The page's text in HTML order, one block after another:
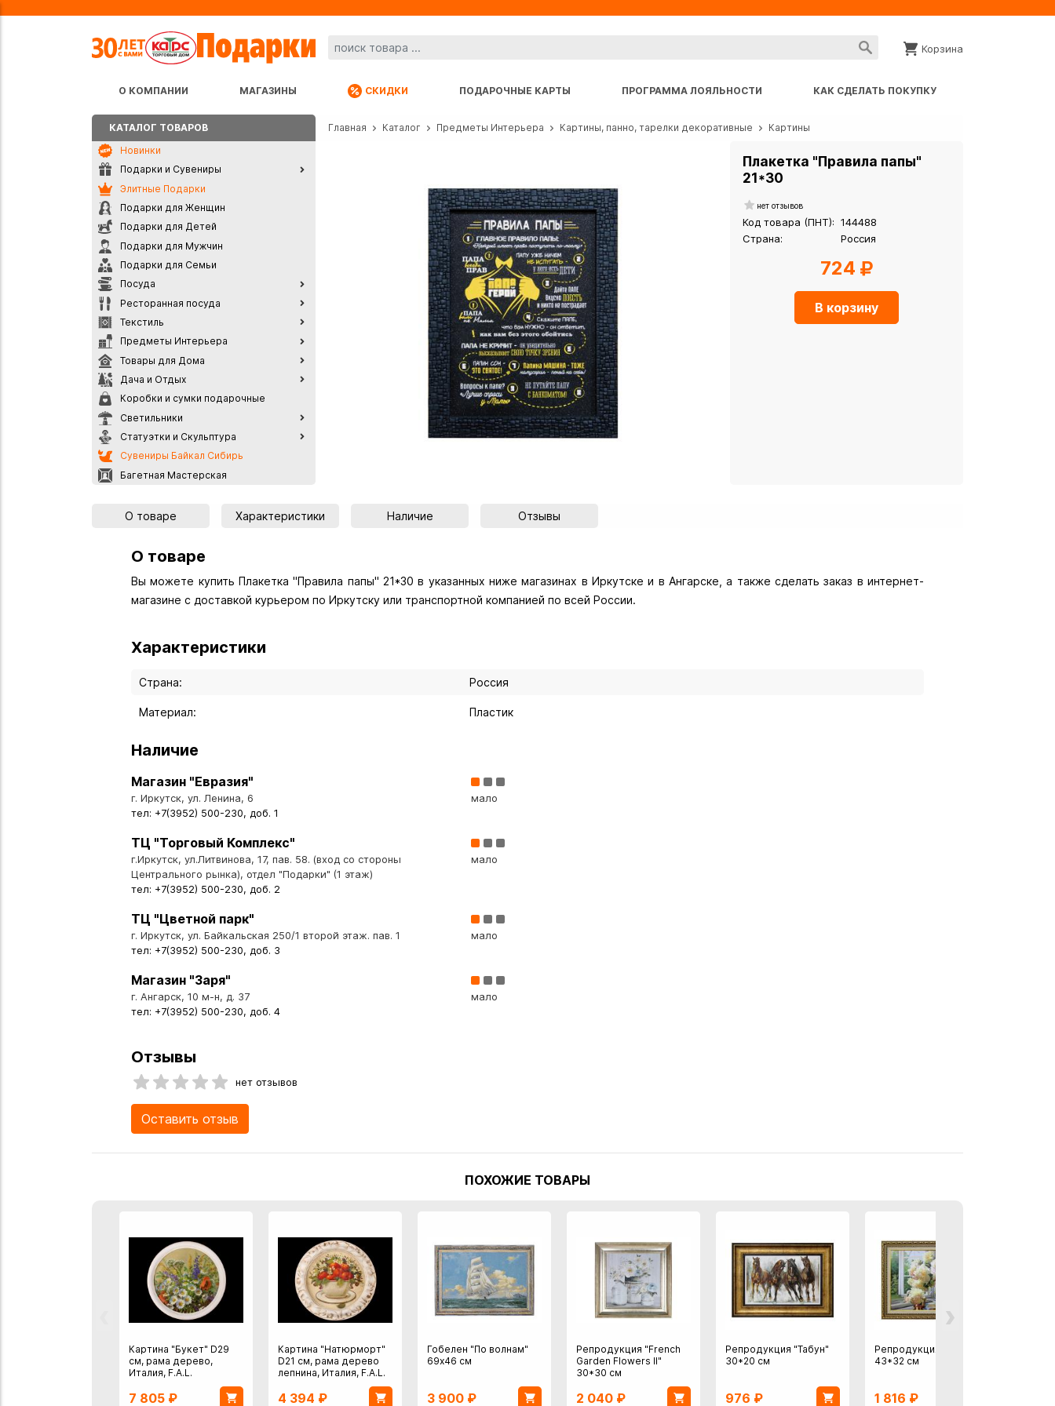
Корзина
О КОМПАНИИ МАГАЗИНЫ СКИДКИ ПОДАРОЧНЫЕ КАРТЫ ПРОГРАММА ЛОЯЛЬНОСТИ КАК СДЕЛАТЬ ПОКУПКУ
КАТАЛОГ ТОВАРОВ
Новинки
Подарки и Сувениры
Элитные Подарки
Подарки для Женщин
Подарки для Детей
Подарки для Мужчин
Подарки для Семьи
Посуда
Ресторанная посуда
Текстиль
Предметы Интерьера
Товары для Дома
Дача и Отдых
Коробки и сумки подарочные
Светильники
Статуэтки и Скульптура
Сувениры Байкал Сибирь
Багетная Мастерская
Главная Каталог Предметы Интерьера Картины, панно, тарелки декоративные Картины
Плакетка "Правила папы"
21*30
нет отзывов
Код товара (ПНТ): 144488
Страна:
Россия
724
В корзину
О товаре Характеристики Наличие Отзывы
О товаре
Вы можете купить Плакетка "Правила папы" 21*30 в указанных ниже магазинах в Иркутске и в Ангарске, а также сделать заказ в интернет-
магазине с доставкой курьером по Иркутску или транспортной компанией по всей России.
Характеристики
Страна: Россия
Материал: Пластик
Наличие
Магазин "Евразия"
г. Иркутск, ул. Ленина, 6
тел: +7(3952) 500-230, доб. 1
мало
ТЦ "Торговый Комплекс"
г.Иркутск, ул.Литвинова, 17, пав. 58. (вход со стороны
Центрального рынка), отдел "Подарки" (1 этаж)
тел: +7(3952) 500-230, доб. 2
мало
ТЦ "Цветной парк"
г. Иркутск, ул. Байкальская 250/1 второй этаж. пав. 1
тел: +7(3952) 500-230, доб. 3
мало
Магазин "Заря"
г. Ангарск, 10 м-н, д. 37
тел: +7(3952) 500-230, доб. 4
мало
Отзывы
нет отзывов
Оставить отзыв
ПОХОЖИЕ ТОВАРЫ
›
Картина "Букет" D29
см, рама дерево,
Италия, F.A.L.
7 805 ₽
Картина "Натюрморт"
D21 см, рама дерево
лепнина, Италия, F.A.L.
4 394 ₽
Гобелен "По волнам"
69х46 см
3 900 ₽
Репродукция "French
Garden Flowers II"
30*30 см
2 040 ₽
Репродукция "Табун"
30*20 см
976 ₽
Репродукция "Пионы"
43*32 см
1 816 ₽